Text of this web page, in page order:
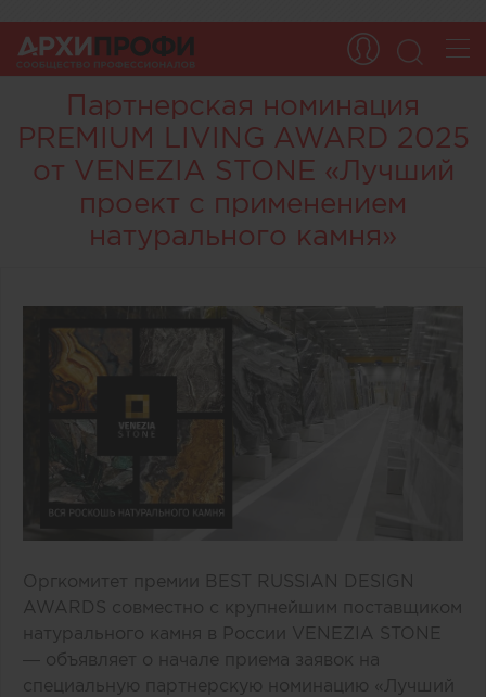
Партнерская номинация
PREMIUM LIVING AWARD 2025
от VENEZIA STONE «Лучший
проект с применением
натурального камня»
Оргкомитет премии BEST RUSSIAN DESIGN
AWARDS совместно с крупнейшим поставщиком
натурального камня в России VENEZIA STONE
— объявляет о начале приема заявок на
специальную партнерскую номинацию «Лучший